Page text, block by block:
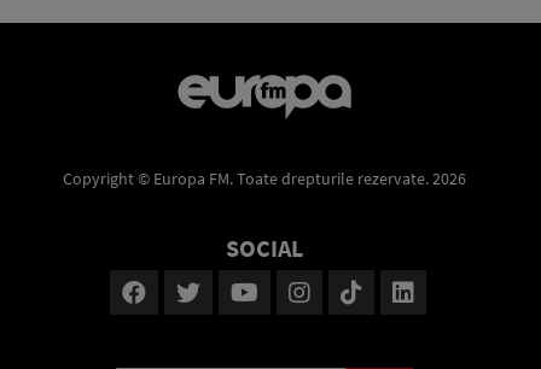
Copyright © Europa FM. Toate drepturile rezervate. 2026
SOCIAL